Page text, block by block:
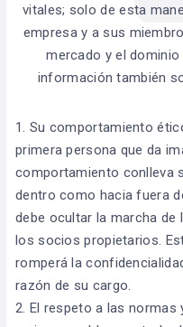
vitales; solo de esta
empresa y a sus
mercado y el
información también
1. Su comportamiento
primera persona que da
comportamiento conlleva
dentro como hacia fuera
debe ocultar la marcha de
los socios propietarios.
romperá la
razón de su cargo.
2. El respeto a las normas